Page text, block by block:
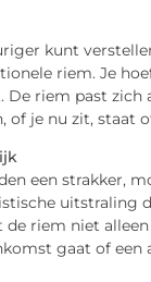
kunt
riem. Je
riem past zich
of je nu zit, staat
een strakker,
uitstraling
riem niet
gaat of